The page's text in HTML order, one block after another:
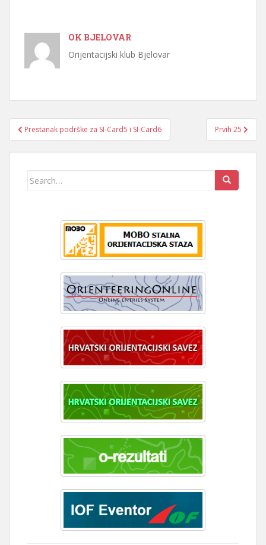
OK BJELOVAR
Orijentacijski klub Bjelovar
Navigacija
objava
Prestanak podrške za SI-Card5 i SI-Card6 Prvih 25
Search